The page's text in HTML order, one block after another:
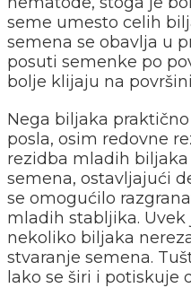
seme umesto celih
semena se obavlja u
posuti semenke po
bolje klijaju na
Nega biljaka
posla, osim redovne
rezidba mladih
semena, ostavljajući
se omogućilo
mladih stabljika.
nekoliko biljaka
stvaranje semena.
lako se širi i potiskuje